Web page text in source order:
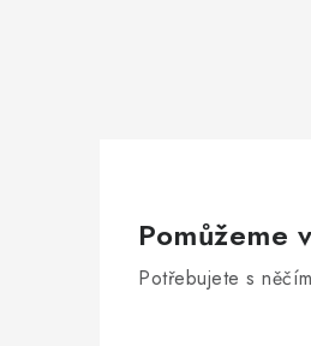
Pomůžeme
Potřebujete s